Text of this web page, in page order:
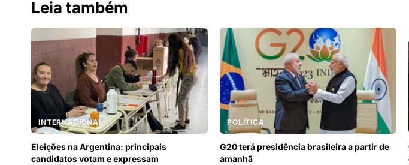
Leia também
INTERNACIONAL
Eleições na Argentina: principais
candidatos votam e expressam
POLÍTICA
G20 terá presidência brasileira a partir de
amanhã